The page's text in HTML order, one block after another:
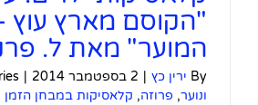
"הקוסם מארץ
המוער" מאת ל.
By ירין כץ | 2 בספטמבר 2014 |
ונוער, פרוזה, קלאסיקות במבחן הזמן